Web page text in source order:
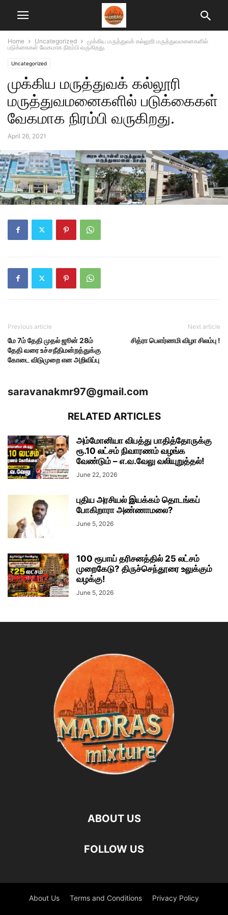
Home Uncategorized
முக்கிய மருத்துவக் கல்லூரி மருத்துவமனைகளில்
படுக்கைகள் வேகமாக நிரம்பி வருகிறது.
Uncategorized
முக்கிய மருத்துவக் கல்லூரி
மருத்துவமனைகளில் படுக்கைகள்
வேகமாக நிரம்பி வருகிறது.
April 26, 2021
Previous article
மே 7ம் தேதி முதல் ஜூன் 28ம்
தேதி வரை உச்சநீதிமன்றத்துக்கு
கோடை விடுமுறை என அறிவிப்பு
Next article
சித்ரா பெளர்ணமி விழா சிலம்பு !
saravanakmr97@gmail.com
RELATED ARTICLES
அம்மோனியா விபத்து பாதித்தோருக்கு
ரூ.10 லட்சம் நிவாரணம் வழங்க
வேண்டும் – எ.வ.வேலு வலியுறுத்தல்!
June 22, 2026
புதிய அரசியல் இயக்கம் தொடங்கப்
போகிறாரா அண்ணாமலை?
June 5, 2026
100 ரூபாய் தரிசனத்தில் 25 லட்சம்
முறைகேடு? திருச்செந்தூரை உலுக்கும்
வழக்கு!
June 5, 2026
ABOUT US
FOLLOW US
About Us Terms and Conditions Privacy Policy